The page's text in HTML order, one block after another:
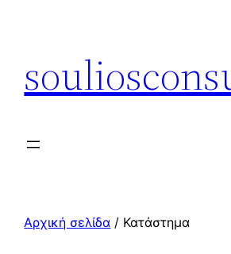
περιεχόμενο
Αρχική σελίδα / Κατάστημα